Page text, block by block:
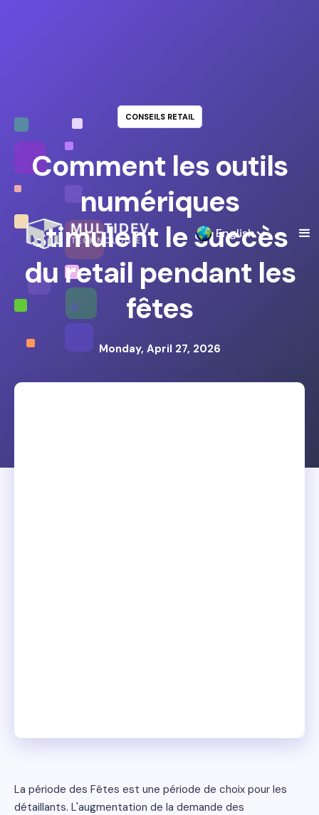
English
CONSEILS RETAIL
Comment les outils
numériques
stimulent le succès
du retail pendant les
fêtes
Monday, April 27, 2026
La période des Fêtes est une période de choix pour les
détaillants. L'augmentation de la demande des